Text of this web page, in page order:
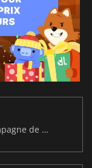
Le 30e anniversaire de Warcraft s'accompagne de nouveaux jeux et d'une pléthore d'annonces